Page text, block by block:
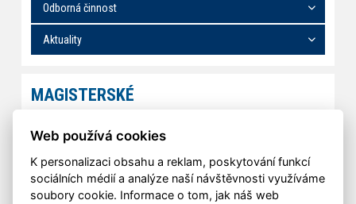
Odborná činnost
Aktuality
MAGISTERSKÉ
Zadanému kritériu neodpovídají žádné práce.
Web používá cookies
K personalizaci obsahu a reklam, poskytování funkcí
sociálních médií a analýze naší návštěvnosti využíváme
soubory cookie. Informace o tom, jak náš web